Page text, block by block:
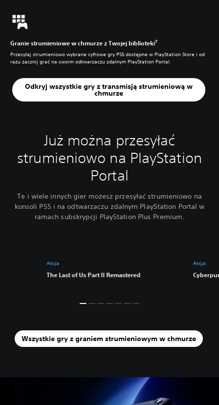
Granie strumieniowe w chmurze z Twojej biblioteki7
Przesyłaj strumieniowo wybrane cyfrowe gry PS5 dostępne w PlayStation Store i od
razu zacznij grać na swoim odtwarzaczu zdalnym PlayStation Portal.
Odkryj wszystkie gry z transmisją strumieniową w
chmurze
Już można przesyłać
strumieniowo na PlayStation
Portal
Te i wiele innych gier możesz przesyłać strumieniowo na
konsoli PS5 i na odtwarzaczu zdalnym PlayStation Portal w
ramach subskrypcji PlayStation Plus Premium.
Akcja
The Last of Us Part II Remastered
Akcja
Wszystkie gry z graniem strumieniowym w chmurze